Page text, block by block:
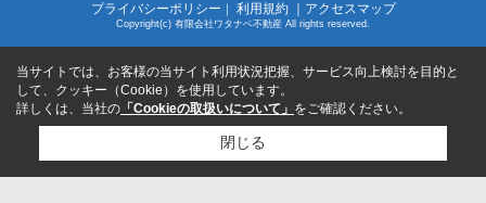
プライバシーポリシー ｜ 利用規約 ｜アクセスマップ
Copyright(c) 有限会社ワタナベ不動産 All rights reserved.
当サイトでは、お客様の当サイト利用状況把握、サービス向上検討を目的と
して、クッキー（Cookie）を使用しています。
詳しくは、当社の 「Cookieの取扱いについて」 をご確認ください。
閉じる